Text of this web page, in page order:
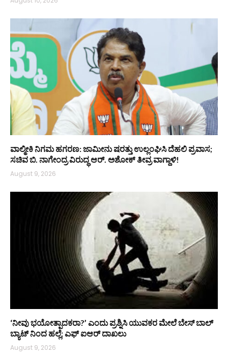
ವಾಲ್ಮೀಕಿ ನಿಗಮ ಹಗರಣ: ಜಾಮೀನು ಷರತ್ತು ಉಲ್ಲಂಘಿಸಿ ದೆಹಲಿ ಪ್ರವಾಸ;
ಸಚಿವ ಬಿ. ನಾಗೇಂದ್ರ ವಿರುದ್ಧ ಆರ್. ಅಶೋಕ್ ತೀವ್ರ ವಾಗ್ದಾಳಿ!
August 9, 2026
‘ನೀವು ಭಯೋತ್ಪಾದಕರಾ?’ ಎಂದು ಪ್ರಶ್ನಿಸಿ ಯುವಕರ ಮೇಲೆ ಬೇಸ್‌ ಬಾಲ್
ಬ್ಯಾಟ್‌ ನಿಂದ ಹಲ್ಲೆ; ಎಫ್‌ ಐಆರ್ ದಾಖಲು
August 9, 2026